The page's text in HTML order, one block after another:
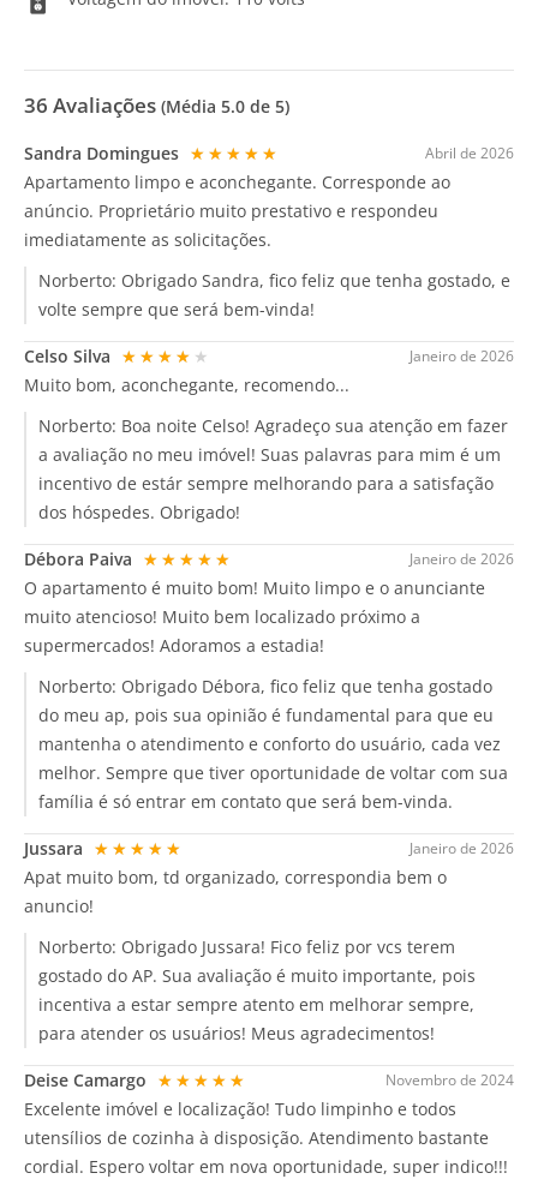
36 Avaliações (Média 5.0 de 5)
Abril de 2026
Sandra Domingues ★★★★★
Apartamento limpo e aconchegante. Corresponde ao
anúncio. Proprietário muito prestativo e respondeu
imediatamente as solicitações.
Norberto: Obrigado Sandra, fico feliz que tenha gostado, e
volte sempre que será bem-vinda!
Janeiro de 2026
Celso Silva ★★★★★
Muito bom, aconchegante, recomendo...
Norberto: Boa noite Celso! Agradeço sua atenção em fazer
a avaliação no meu imóvel! Suas palavras para mim é um
incentivo de estár sempre melhorando para a satisfação
dos hóspedes. Obrigado!
Janeiro de 2026
Débora Paiva ★★★★★
O apartamento é muito bom! Muito limpo e o anunciante
muito atencioso! Muito bem localizado próximo a
supermercados! Adoramos a estadia!
Norberto: Obrigado Débora, fico feliz que tenha gostado
do meu ap, pois sua opinião é fundamental para que eu
mantenha o atendimento e conforto do usuário, cada vez
melhor. Sempre que tiver oportunidade de voltar com sua
família é só entrar em contato que será bem-vinda.
Janeiro de 2026
Jussara ★★★★★
Apat muito bom, td organizado, correspondia bem o
anuncio!
Norberto: Obrigado Jussara! Fico feliz por vcs terem
gostado do AP. Sua avaliação é muito importante, pois
incentiva a estar sempre atento em melhorar sempre,
para atender os usuários! Meus agradecimentos!
Novembro de 2024
Deise Camargo ★★★★★
Excelente imóvel e localização! Tudo limpinho e todos
utensílios de cozinha à disposição. Atendimento bastante
cordial. Espero voltar em nova oportunidade, super indico!!!